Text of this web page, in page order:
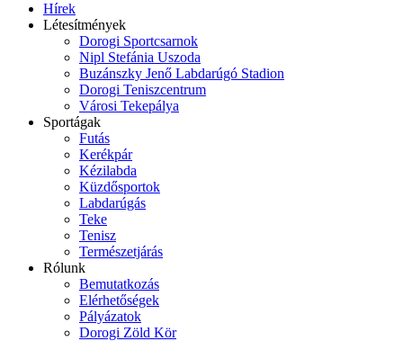
Hírek
Létesítmények
Dorogi Sportcsarnok
Nipl Stefánia Uszoda
Buzánszky Jenő Labdarúgó Stadion
Dorogi Teniszcentrum
Városi Tekepálya
Sportágak
Futás
Kerékpár
Kézilabda
Küzdősportok
Labdarúgás
Teke
Tenisz
Természetjárás
Rólunk
Bemutatkozás
Elérhetőségek
Pályázatok
Dorogi Zöld Kör